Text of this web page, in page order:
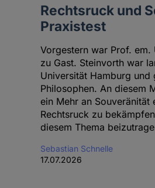
Rechtsruck und
Praxistest
Vorgestern war Prof. em.
zu Gast. Steinvorth war
Universität Hamburg
Philosophen. An diesem
ein Mehr an
Rechtsruck zu
diesem Thema
Sebastian Schnelle
17.07.2026